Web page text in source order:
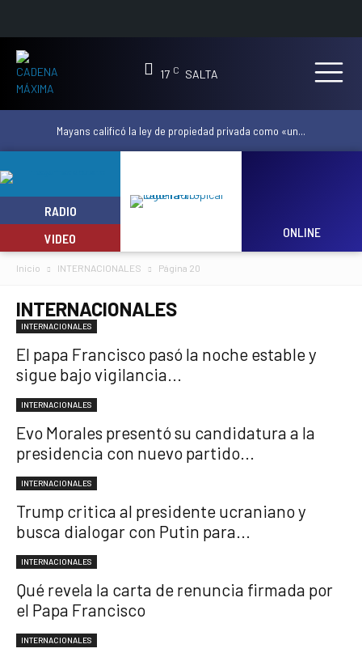
17 C SALTA
Mayans calificó la ley de propiedad privada como «un...
RADIO
VIDEO
ONLINE
Inicio INTERNACIONALES Página 20
INTERNACIONALES
INTERNACIONALES
El papa Francisco pasó la noche estable y
sigue bajo vigilancia...
INTERNACIONALES
Evo Morales presentó su candidatura a la
presidencia con nuevo partido...
INTERNACIONALES
Trump critica al presidente ucraniano y
busca dialogar con Putin para...
INTERNACIONALES
Qué revela la carta de renuncia firmada por
el Papa Francisco
INTERNACIONALES